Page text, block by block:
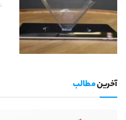
آخرینمطالب